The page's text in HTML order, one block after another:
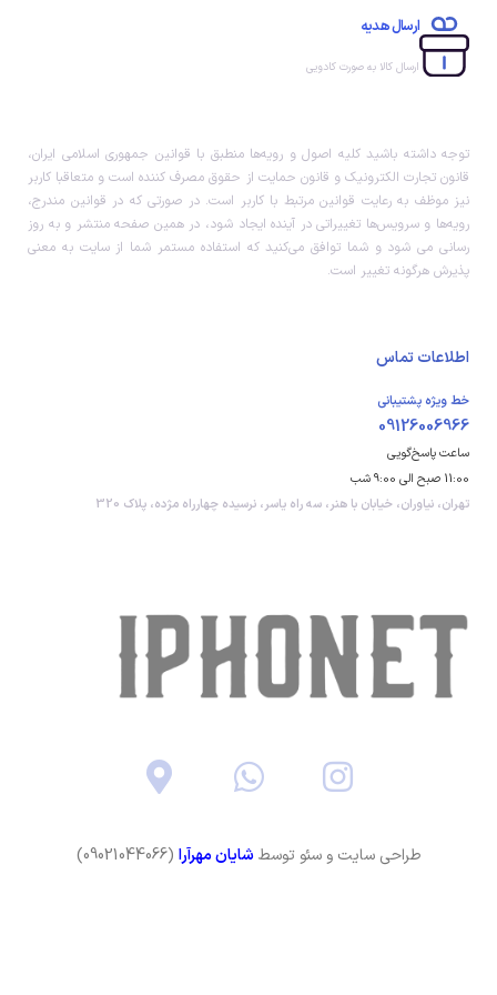
ارسال هدیه
ارسال کالا به صورت کادویی
توجه داشته باشید کلیه اصول و رویه‏‌ها منطبق با قوانین جمهوری اسلامی ایران،
قانون تجارت الکترونیک و قانون حمایت از حقوق مصرف کننده است و متعاقبا کاربر
نیز موظف به رعایت قوانین مرتبط با کاربر است. در صورتی که در قوانین مندرج،
رویه‏‌ها و سرویس‏‌ها تغییراتی در آینده ایجاد شود، در همین صفحه منتشر و به روز
رسانی می شود و شما توافق می‏‌کنید که استفاده مستمر شما از سایت به معنی
پذیرش هرگونه تغییر است.
اطلاعات تماس
خط ویژه پشتیبانی
09126006966
ساعت پاسخ‌گویی
11:00 صبح الی 9:00 شب
تهران، نیاوران، خیابان با هنر، سه راه یاسر، نرسیده چهارراه مژده، پلاک 320
طراحی سایت و سئو توسط شایان مهرآرا (09021044066)